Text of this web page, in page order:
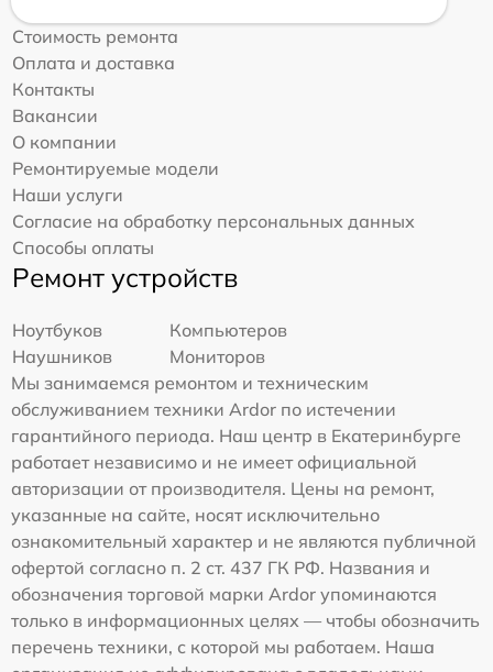
Стоимость ремонта
Оплата и доставка
Контакты
Вакансии
О компании
Ремонтируемые модели
Наши услуги
Согласие на обработку персональных данных
Способы оплаты
Ремонт устройств
Ноутбуков
Компьютеров
Наушников
Мониторов
Мы занимаемся ремонтом и техническим
обслуживанием техники Ardor по истечении
гарантийного периода. Наш центр в Екатеринбурге
работает независимо и не имеет официальной
авторизации от производителя. Цены на ремонт,
указанные на сайте, носят исключительно
ознакомительный характер и не являются публичной
офертой согласно п. 2 ст. 437 ГК РФ. Названия и
обозначения торговой марки Ardor упоминаются
только в информационных целях — чтобы обозначить
перечень техники, с которой мы работаем. Наша